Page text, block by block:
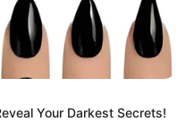
Your Darkest Secrets!